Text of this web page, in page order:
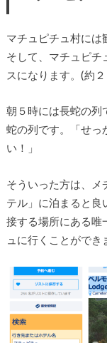
マチュピチュ村には
そして、マチュピチ
スになります。(約
朝５時には長蛇の列
蛇の列です。「せっ
い！」
そういった方は、メ
テル」に泊まると良
接する場所にある唯
ュに行くことができ